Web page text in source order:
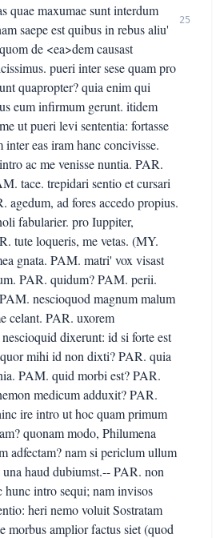
quae maxumae sunt interdum
saepe est quibus in rebus aliu'
de <ea>dem causast
pueri inter sese quam pro
quapropter? quia enim qui
eum infirmum gerunt. itidem
ut pueri levi sententia: fortasse
eas iram hanc concivisse.
ac me venisse nuntia. PAR.
tace. trepidari sentio et cursari
agedum, ad fores accedo propius.
fabularier. pro Iuppiter,
tute loqueris, me vetas. (MY.
gnata. PAM. matri' vox visast
PAR. quidum? PAM. perii.
nescioquod magnum malum
celant. PAR. uxorem
dixerunt: id si forte est
mihi id non dixti? PAR. quia
PAM. quid morbi est? PAR.
medicum adduxit? PAR.
ire intro ut hoc quam primum
quonam modo, Philumena
adfectam? nam si periclum ullum
una haud dubiumst.-- PAR. non
hunc intro sequi; nam invisos
heri nemo voluit Sostratam
morbus amplior factus siet (quod
25